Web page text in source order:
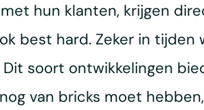
hun klanten, krijgen
best hard. Zeker in
soort ontwikkelingen
van bricks moet